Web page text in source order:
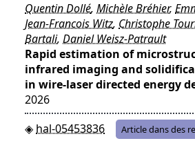
Quentin Dollé, Michèle Bréhier,
Jean-Francois Witz, Christophe
Bartali, Daniel Weisz-Patrault
Rapid estimation of
infrared imaging and
in wire-laser directed energy
2026
hal-05453836
Article dans des